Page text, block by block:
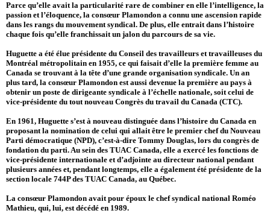
Parce qu’elle avait la particularité rare de combiner en elle l’intelligence, la
passion et l’éloquence, la consœur Plamondon a connu une ascension rapide
dans les rangs du mouvement syndical. De plus, elle entrait dans l’histoire
chaque fois qu’elle franchissait un jalon du parcours de sa vie.
Huguette a été élue présidente du Conseil des travailleurs et travailleuses du
Montréal métropolitain en 1955, ce qui faisait d’elle la première femme au
Canada se trouvant à la tête d’une grande organisation syndicale. Un an
plus tard, la consœur Plamondon est aussi devenue la première au pays à
obtenir un poste de dirigeante syndicale à l’échelle nationale, soit celui de
vice-présidente du tout nouveau Congrès du travail du Canada (CTC).
En 1961, Huguette s’est à nouveau distinguée dans l’histoire du Canada en
proposant la nomination de celui qui allait être le premier chef du Nouveau
Parti démocratique (NPD), c’est-à-dire Tommy Douglas, lors du congrès de
fondation du parti. Au sein des TUAC Canada, elle a exercé les fonctions de
vice-présidente internationale et d’adjointe au directeur national pendant
plusieurs années et, pendant longtemps, elle a également été présidente de la
section locale 744P des TUAC Canada, au Québec.
La consœur Plamondon avait pour époux le chef syndical national Roméo
Mathieu, qui, lui, est décédé en 1989.